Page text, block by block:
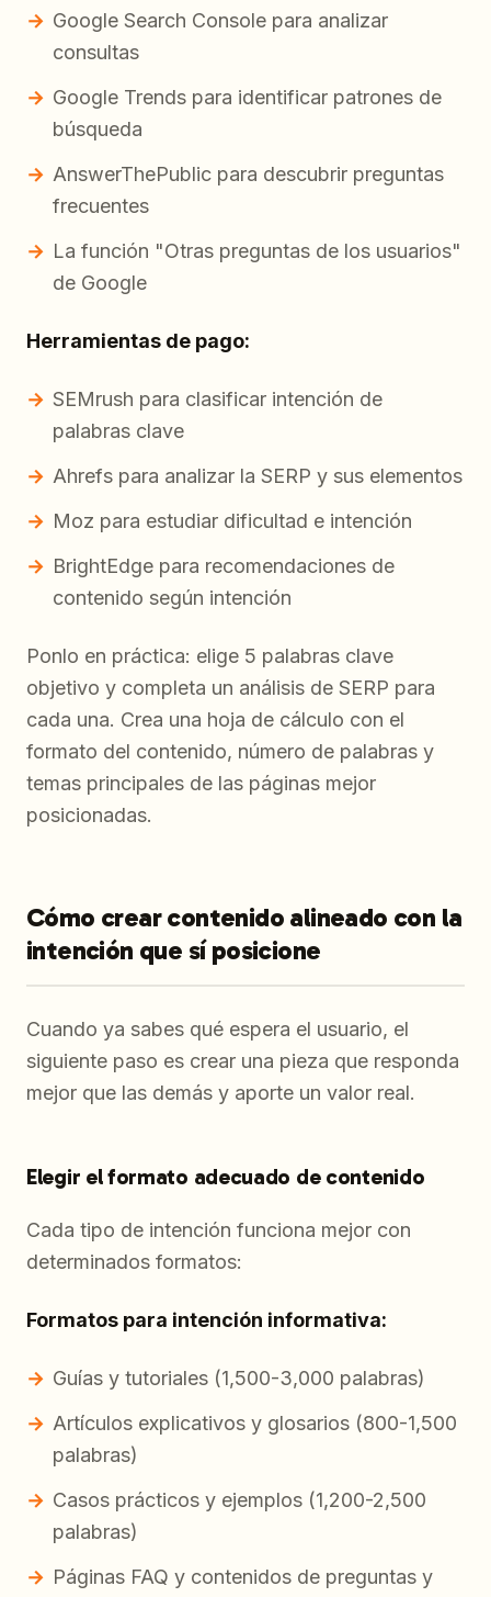
Google Search Console para analizar
consultas
Google Trends para identificar patrones de
búsqueda
AnswerThePublic para descubrir preguntas
frecuentes
La función "Otras preguntas de los usuarios"
de Google
Herramientas de pago:
SEMrush para clasificar intención de
palabras clave
Ahrefs para analizar la SERP y sus elementos
Moz para estudiar dificultad e intención
BrightEdge para recomendaciones de
contenido según intención
Ponlo en práctica: elige 5 palabras clave
objetivo y completa un análisis de SERP para
cada una. Crea una hoja de cálculo con el
formato del contenido, número de palabras y
temas principales de las páginas mejor
posicionadas.
Cómo crear contenido alineado con la
intención que sí posicione
Cuando ya sabes qué espera el usuario, el
siguiente paso es crear una pieza que responda
mejor que las demás y aporte un valor real.
Elegir el formato adecuado de contenido
Cada tipo de intención funciona mejor con
determinados formatos:
Formatos para intención informativa:
Guías y tutoriales (1,500-3,000 palabras)
Artículos explicativos y glosarios (800-1,500
palabras)
Casos prácticos y ejemplos (1,200-2,500
palabras)
Páginas FAQ y contenidos de preguntas y